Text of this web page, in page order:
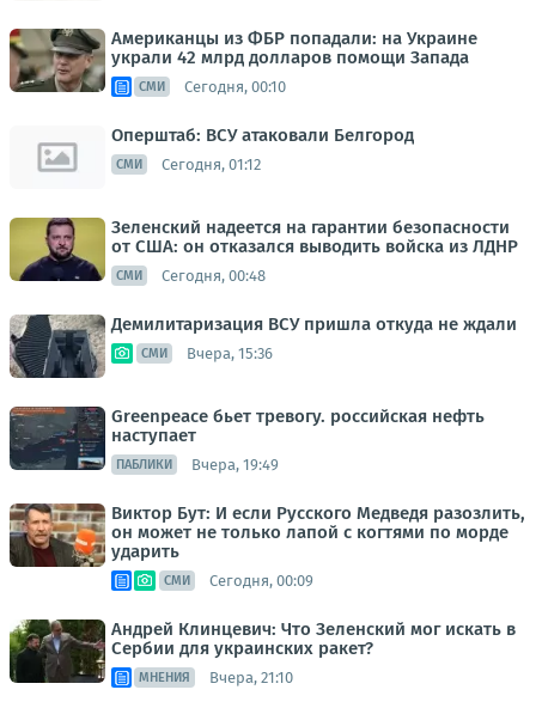
Американцы из ФБР попадали: на Украине
украли 42 млрд долларов помощи Запада
СМИ Сегодня, 00:10
Оперштаб: ВСУ атаковали Белгород
СМИ Сегодня, 01:12
Зеленский надеется на гарантии безопасности
от США: он отказался выводить войска из ЛДНР
СМИ Сегодня, 00:48
Демилитаризация ВСУ пришла откуда не ждали
СМИ Вчера, 15:36
Greenpeace бьет тревогу. российская нефть
наступает
ПАБЛИКИ Вчера, 19:49
Виктор Бут: И если Русского Медведя разозлить,
он может не только лапой с когтями по морде
ударить
СМИ Сегодня, 00:09
Андрей Клинцевич: Что Зеленский мог искать в
Сербии для украинских ракет?
МНЕНИЯ Вчера, 21:10